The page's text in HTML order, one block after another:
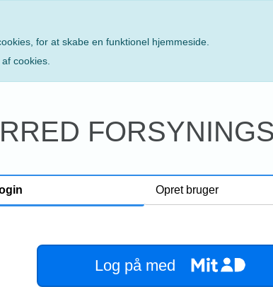
for at skabe en funktionel hjemmeside.
cookies.
Opret bruger
Log på med